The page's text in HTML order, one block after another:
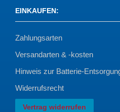
EINKAUFEN:
Zahlungsarten
Versandarten & -kosten
Hinweis zur Batterie-
Widerrufsrecht
Vertrag widerrufen